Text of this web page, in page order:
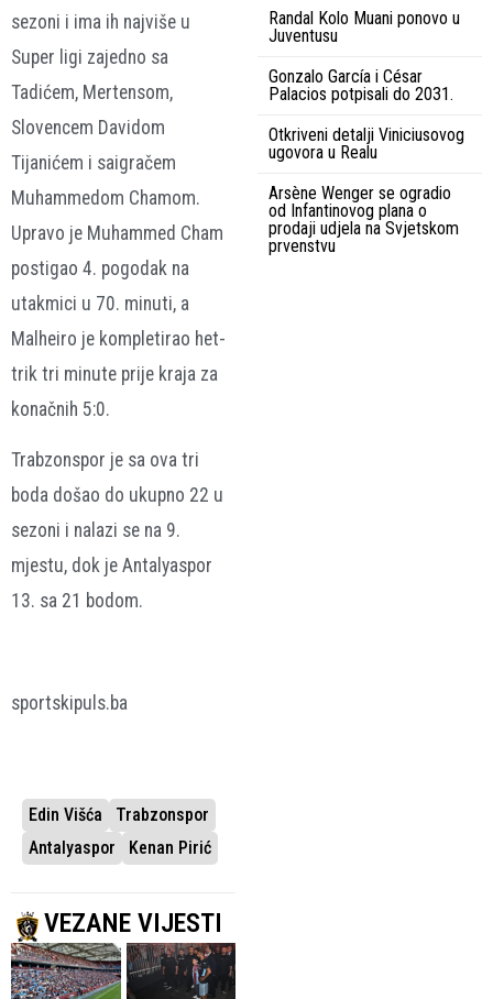
sezoni i ima ih najviše u
Super ligi zajedno sa
Tadićem, Mertensom,
Slovencem Davidom
Tijanićem i saigračem
Muhammedom Chamom.
Upravo je Muhammed Cham
postigao 4. pogodak na
utakmici u 70. minuti, a
Malheiro je kompletirao het-
trik tri minute prije kraja za
konačnih 5:0.
Trabzonspor je sa ova tri
boda došao do ukupno 22 u
sezoni i nalazi se na 9.
mjestu, dok je Antalyaspor
13. sa 21 bodom.
sportskipuls.ba
Edin Višća
Trabzonspor
Antalyaspor
Kenan Pirić
VEZANE VIJESTI
Randal Kolo Muani ponovo u
Juventusu
Gonzalo García i César
Palacios potpisali do 2031.
Otkriveni detalji Viniciusovog
ugovora u Realu
Arsène Wenger se ogradio
od Infantinovog plana o
prodaji udjela na Svjetskom
prvenstvu